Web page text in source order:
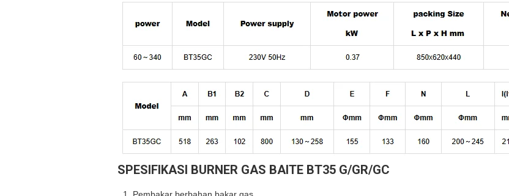
SPESIFIKASI BURNER GAS BAITE BT35 G/GR/GC
Pembakar berbahan bakar gas.